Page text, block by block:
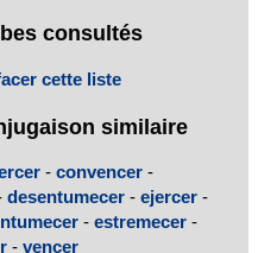
consultés
cette liste
similaire
- convencer -
desentumecer - ejercer -
- estremecer -
- vencer